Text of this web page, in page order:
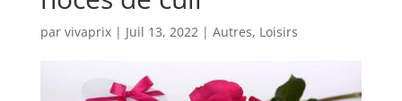
par vivaprix| Juil 13, 2022| Autres, Loisirs